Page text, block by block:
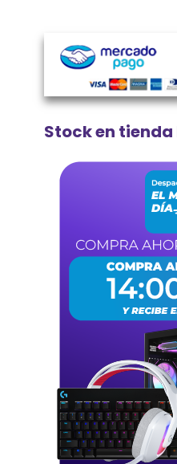
Stock en tienda